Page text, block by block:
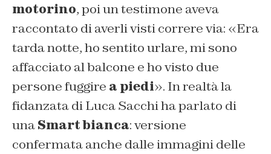
motorino, poi un testimone aveva
raccontato di averli visti correre via: «Era
tarda notte, ho sentito urlare, mi sono
affacciato al balcone e ho visto due
persone fuggire a piedi». In realtà la
fidanzata di Luca Sacchi ha parlato di
unaSmart bianca: versione
confermata anche dalle immagini delle